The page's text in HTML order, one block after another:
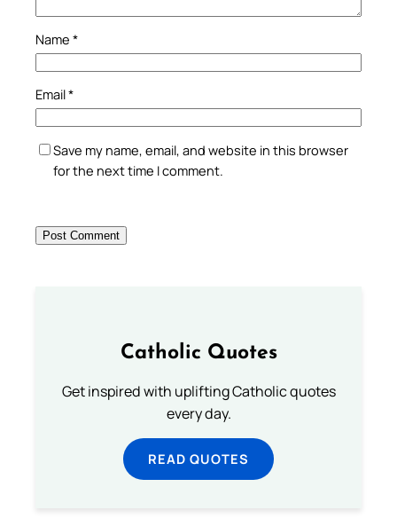
Name *
Email*
Save my name, email, and website in this browser
for the next time I comment.
Catholic Quotes
Get inspired with uplifting Catholic quotes
every day.
READ QUOTES